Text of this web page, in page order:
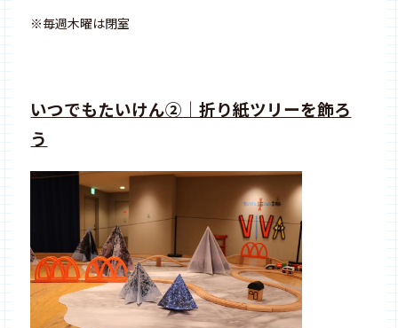
※毎週木曜は閉室
いつでもたいけん②｜折り紙ツリーを飾ろ
う